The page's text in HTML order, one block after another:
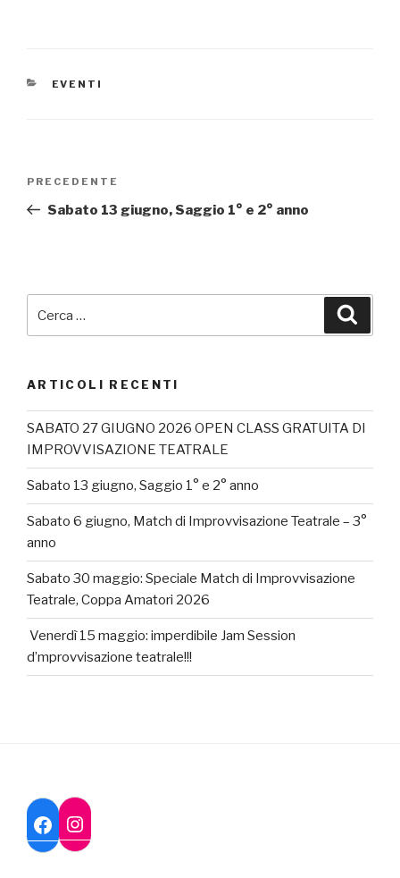
CATEGORIE
EVENTI
Articolo
precedente:
PRECEDENTE
Sabato 13 giugno, Saggio 1° e 2° anno
ARTICOLI RECENTI
SABATO 27 GIUGNO 2026 OPEN CLASS GRATUITA DI
IMPROVVISAZIONE TEATRALE
Sabato 13 giugno, Saggio 1° e 2° anno
Sabato 6 giugno, Match di Improvvisazione Teatrale – 3°
anno
Sabato 30 maggio: Speciale Match di Improvvisazione
Teatrale, Coppa Amatori 2026
Venerdì 15 maggio: imperdibile Jam Session
d’mprovvisazione teatrale!!!
Facebook
Instagram